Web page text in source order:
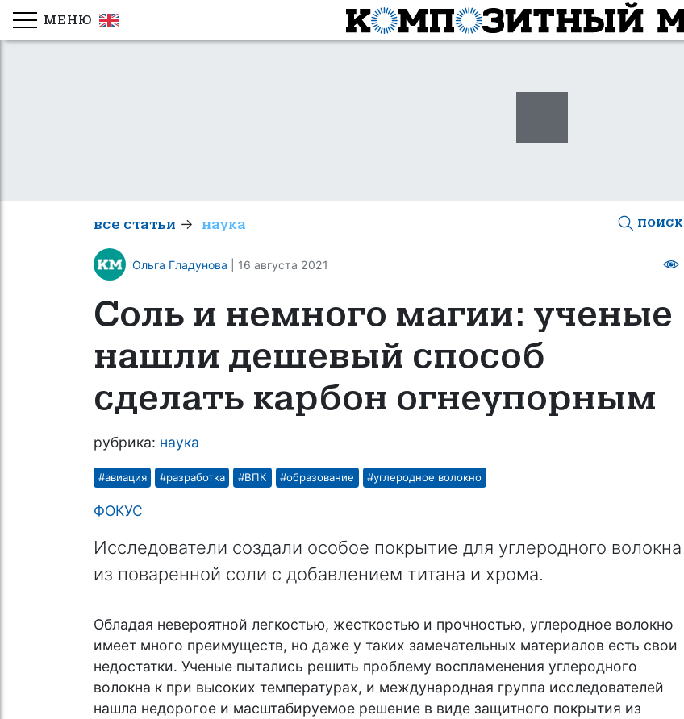
МЕНЮ
все статьи → наука поиск
Ольга Гладунова | 16 августа 2021
Соль и немного магии: ученые
нашли дешевый способ
сделать карбон огнеупорным
рубрика: наука
#авиация #разработка #ВПК #образование #углеродное волокно
ФОКУС
Исследователи создали особое покрытие для углеродного волокна
из поваренной соли с добавлением титана и хрома.
Обладая невероятной легкостью, жесткостью и прочностью, углеродное волокно
имеет много преимуществ, но даже у таких замечательных материалов есть свои
недостатки. Ученые пытались решить проблему воспламенения углеродного
волокна к при высоких температурах, и международная группа исследователей
нашла недорогое и масштабируемое решение в виде защитного покрытия из